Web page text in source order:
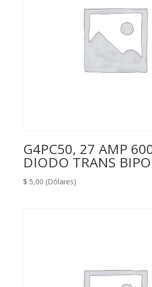
G4PC50, 27 AMP
DIODO TRANS
$ 5,00 (Dólares)